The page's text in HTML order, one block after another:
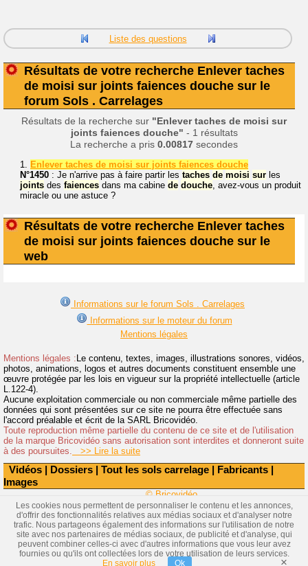
Vidéos | Dossiers | Tout les sols carrelage | Fabricants |
Images
Liste des questions
Résultats de votre recherche Enlever taches
de moisi sur joints faiences douche sur le
forum Sols . Carrelages
Résultats de la recherche sur "Enlever taches de moisi sur
joints faiences douche" - 1 résultats
La recherche a pris 0.00817 secondes
1. Enlever taches de moisi sur joints faiences douche
N°1450 : Je n'arrive pas à faire partir les taches de moisi sur les
joints des faiences dans ma cabine de douche , avez-vous un produit
miracle ou une astuce ?
Résultats de votre recherche Enlever taches
de moisi sur joints faiences douche sur le
web
Informations sur le forum Sols . Carrelages
Informations sur le moteur du forum
Mentions légales
Mentions légales :Le contenu, textes, images, illustrations sonores, vidéos,
photos, animations, logos et autres documents constituent ensemble une
œuvre protégée par les lois en vigueur sur la propriété intellectuelle (article
L.122-4).
Aucune exploitation commerciale ou non commerciale même partielle des
données qui sont présentées sur ce site ne pourra être effectuée sans
l'accord préalable et écrit de la SARL Bricovidéo.
Toute reproduction même partielle du contenu de ce site et de l'utilisation
de la marque Bricovidéo sans autorisation sont interdites et donneront suite
à des poursuites.
>> Lire la suite
© Bricovidéo
Les cookies nous permettent de personnaliser le contenu et les annonces,
d'offrir des fonctionnalités relatives aux médias sociaux et d'analyser notre
trafic. Nous partageons également des informations sur l'utilisation de notre
site avec nos partenaires de médias sociaux, de publicité et d'analyse, qui
peuvent combiner celles-ci avec d'autres informations que vous leur avez
fournies ou qu'ils ont collectées lors de votre utilisation de leurs services.
En savoir plus
Ok ×